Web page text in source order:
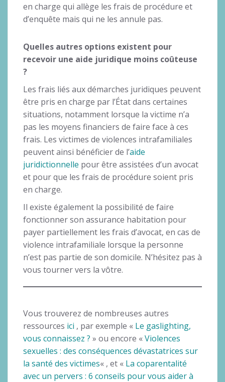
en charge qui allège les frais de procédure et
d’enquête mais qui ne les annule pas.
Quelles autres options existent pour
recevoir une aide juridique moins coûteuse
?
Les frais liés aux démarches juridiques peuvent
être pris en charge par l’État dans certaines
situations, notamment lorsque la victime n’a
pas les moyens financiers de faire face à ces
frais. Les victimes de violences intrafamiliales
peuvent ainsi bénéficier de l’aide
juridictionnelle pour être assistées d’un avocat
et pour que les frais de procédure soient pris
en charge.
Il existe également la possibilité de faire
fonctionner son assurance habitation pour
payer partiellement les frais d’avocat, en cas de
violence intrafamiliale lorsque la personne
n’est pas partie de son domicile. N’hésitez pas à
vous tourner vers la vôtre.
Vous trouverez de nombreuses autres
ressources ici , par exemple « Le gaslighting,
vous connaissez ? » ou encore «Violences
sexuelles : des conséquences dévastatrices sur
la santé des victimes« , et « La coparentalité
avec un pervers : 6 conseils pour vous aider à